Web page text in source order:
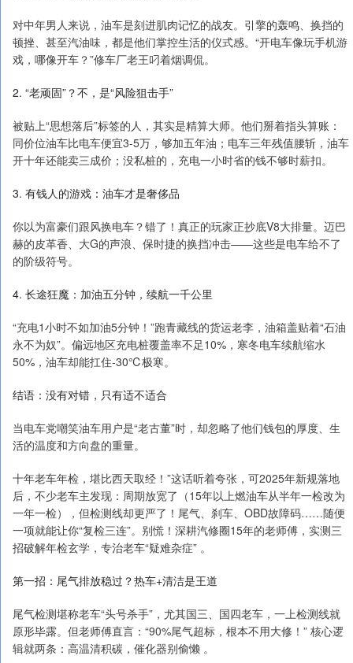
对中年男人来说，油车是刻进肌肉记忆的战友。引擎的轰鸣、换挡的
顿挫、甚至汽油味，都是他们掌控生活的仪式感。“开电车像玩手机游
戏，哪像开车？”修车厂老王叼着烟调侃。
2. “老顽固”？不，是“风险狙击手”
被贴上“思想落后”标签的人，其实是精算大师。他们掰着指头算账：
同价位油车比电车便宜3-5万，够加五年油；电车三年残值腰斩，油车
开十年还能卖三成价；没私桩的，充电一小时省的钱不够时薪扣。
3. 有钱人的游戏：油车才是奢侈品
你以为富豪们跟风换电车？错了！真正的玩家正抄底V8大排量。迈巴
赫的皮革香、大G的声浪、保时捷的换挡冲击——这些是电车给不了
的阶级符号。
4. 长途狂魔：加油五分钟，续航一千公里
“充电1小时不如加油5分钟！”跑青藏线的货运老李，油箱盖贴着“石油
永不为奴”。偏远地区充电桩覆盖率不足10%，寒冬电车续航缩水
50%，油车却能扛住-30℃极寒。
结语：没有对错，只有适不适合
当电车党嘲笑油车用户是“老古董”时，却忽略了他们钱包的厚度、生
活的温度和方向盘的重量。
十年老车年检，堪比西天取经！”这话听着夸张，可2025年新规落地
后，不少老车主发现：周期放宽了（15年以上燃油车从半年一检改为
一年一检），但检测线却更严了！尾气、刹车、OBD故障码……随便
一项就能让你“复检三连”。别慌！深耕汽修圈15年的老师傅，实测三
招破解年检玄学，专治老车“疑难杂症” 。
第一招：尾气排放稳过？热车+清洁是王道
尾气检测堪称老车“头号杀手”，尤其国三、国四老车，一上检测线就
原形毕露。但老师傅直言：“90%尾气超标，根本不用大修！” 核心逻
辑就两条：高温清积碳，催化器别偷懒 。